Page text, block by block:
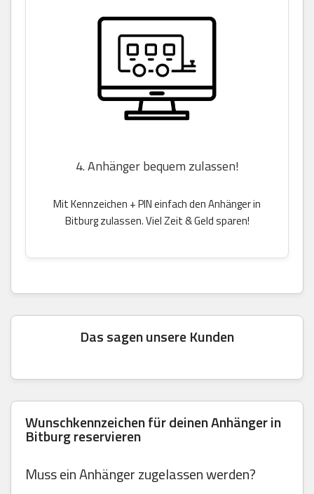
4. Anhänger bequem zulassen!
Mit Kennzeichen + PIN einfach den Anhänger in
Bitburg zulassen. Viel Zeit & Geld sparen!
Das sagen unsere Kunden
Wunschkennzeichen für deinen Anhänger in
Bitburg reservieren
Muss ein Anhänger zugelassen werden?